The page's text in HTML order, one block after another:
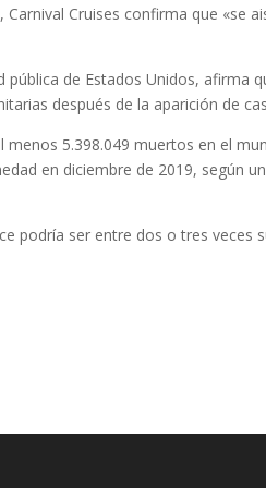
Carnival Cruises confirma que «se
pública de Estados Unidos, afirma
después de la aparición de
5.398.049 muertos en el
en diciembre de 2019, según
podría ser entre dos o tres veces